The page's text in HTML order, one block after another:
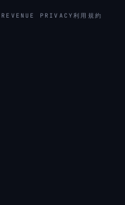
PRIVACY利用規約